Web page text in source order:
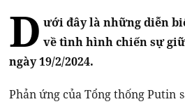
D ưới đây là những diễn
về tình hình chiến sự
ngày 19/2/2024.
Phản ứng của Tổng thống Putin